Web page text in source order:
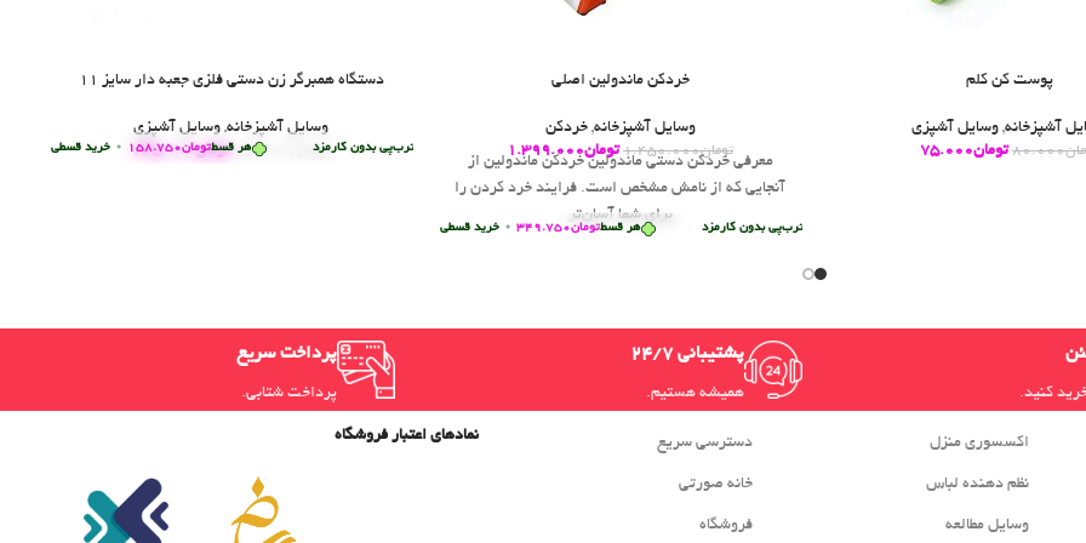
پوست کن کلم
آشپزخانه, وسایل آشپزی
80.000 تومان75.000
هر قسطتومان349.750
• خرید قسطی با ترب‌پی بدون کارمزد خرید قسطی با ترب‌پی بدون کارمزد
خردکن ماندولین اصلی
وسایل آشپزخانه,خردکن
تومان1.450.000 تومان1.399.000
معرفی خردکن دستی ماندولین خردکن ماندولین از
آنجایی که از نامش مشخص است. فرایند خرد کردن را
برای شما آسان‌تر
هر قسطتومان158.750
• خرید قسطی با ترب‌پی هر قسطتومان158.750
• خرید قسطی با ترب‌پی بدون کارمزد هر قسطتومان158.750 خرید قسطی با ترب‌پی بدون کارمزد
دستگاه همبرگر زن دستی فلزی جعبه دار سایز 11
وسایل آشپزخانه, وسایل آشپزی
تومان 650.000 تومان635.000
کنید.
پشتیبانی 24/7
همیشه هستیم.
پرداخت سریع
پرداخت شتابی.
اکسسوری منزل
نظم دهنده لباس
وسایل مطالعه
دسترسی سریع
خانه صورتی
فروشگاه
نمادهای اعتبار فروشگاه